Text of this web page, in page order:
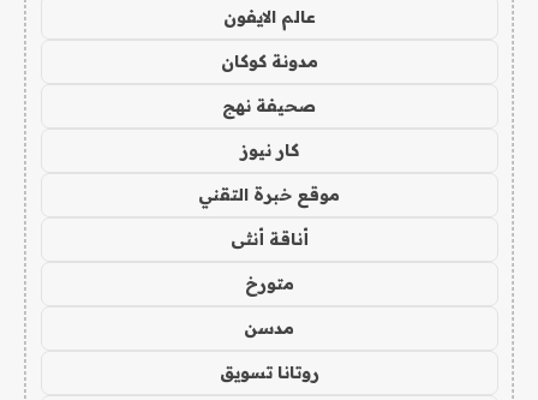
عالم الايفون
مدونة كوكان
صحيفة نهج
كار نيوز
موقع خبرة التقني
أناقة أنثى
متورخ
مدسن
روتانا تسويق